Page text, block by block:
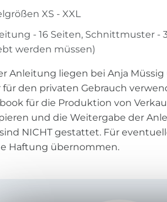
XS - XXL
- 16 Seiten, Schnittmuster -
werden müssen)
Anleitung liegen bei Anja
für den privaten Gebrauch
für die Produktion von
und die Weitergabe der
NICHT gestattet. Für
Haftung übernommen.